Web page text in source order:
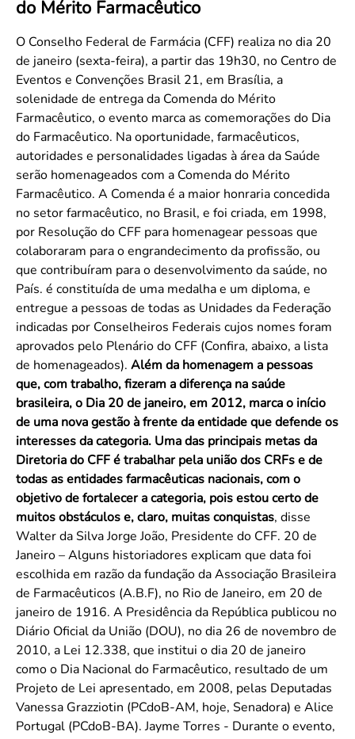
Convenção Coletiva 2025/2026 – Piso salarial Farmácias e Drogaria
Calendário Eleitoral
Candidatos
Votação
Dúvidas Frequentes
Eleições Anteriores
do Mérito Farmacêutico
O Conselho Federal de Farmácia (CFF) realiza no dia 20
de janeiro (sexta-feira), a partir das 19h30, no Centro de
Eventos e Convenções Brasil 21, em Brasília, a
solenidade de entrega da Comenda do Mérito
Farmacêutico, o evento marca as comemorações do Dia
do Farmacêutico. Na oportunidade, farmacêuticos,
autoridades e personalidades ligadas à área da Saúde
serão homenageados com a Comenda do Mérito
Farmacêutico. A Comenda é a maior honraria concedida
no setor farmacêutico, no Brasil, e foi criada, em 1998,
por Resolução do CFF para homenagear pessoas que
colaboraram para o engrandecimento da profissão, ou
que contribuíram para o desenvolvimento da saúde, no
País. é constituída de uma medalha e um diploma, e
entregue a pessoas de todas as Unidades da Federação
indicadas por Conselheiros Federais cujos nomes foram
aprovados pelo Plenário do CFF (Confira, abaixo, a lista
de homenageados). Além da homenagem a pessoas
que, com trabalho, fizeram a diferença na saúde
brasileira, o Dia 20 de janeiro, em 2012, marca o início
de uma nova gestão à frente da entidade que defende os
interesses da categoria. Uma das principais metas da
Diretoria do CFF é trabalhar pela união dos CRFs e de
todas as entidades farmacêuticas nacionais, com o
objetivo de fortalecer a categoria, pois estou certo de
muitos obstáculos e, claro, muitas conquistas, disse
Walter da Silva Jorge João, Presidente do CFF. 20 de
Janeiro – Alguns historiadores explicam que data foi
escolhida em razão da fundação da Associação Brasileira
de Farmacêuticos (A.B.F), no Rio de Janeiro, em 20 de
janeiro de 1916. A Presidência da República publicou no
Diário Oficial da União (DOU), no dia 26 de novembro de
2010, a Lei 12.338, que institui o dia 20 de janeiro
como o Dia Nacional do Farmacêutico, resultado de um
Projeto de Lei apresentado, em 2008, pelas Deputadas
Vanessa Grazziotin (PCdoB-AM, hoje, Senadora) e Alice
Portugal (PCdoB-BA). Jayme Torres - Durante o evento,